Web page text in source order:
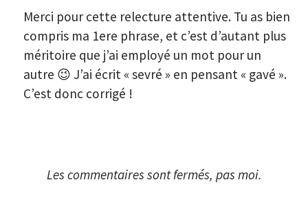
Merci pour cette relecture attentive. Tu as bien
compris ma 1ere phrase, et c’est d’autant plus
méritoire que j’ai employé un mot pour un
autre 😉 J’ai écrit « sevré » en pensant « gavé ».
C’est donc corrigé !
Les commentaires sont fermés, pas moi.